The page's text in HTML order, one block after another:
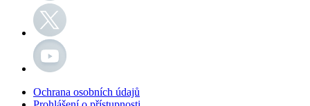
Ochrana osobních údajů